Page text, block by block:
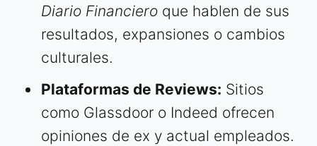
Diario Financiero que hablen de sus
resultados, expansiones o cambios
culturales.
Plataformas de Reviews: Sitios
como Glassdoor o Indeed ofrecen
opiniones de ex y actual empleados.